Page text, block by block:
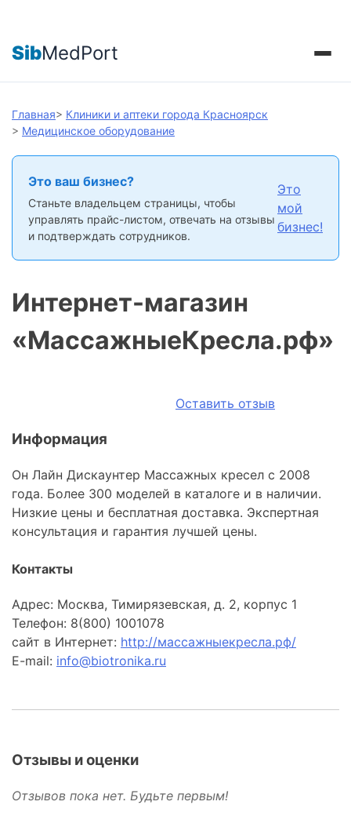
SibMedPort
Главная> Клиники и аптеки города Красноярск
> Медицинское оборудование
Это ваш бизнес?
Станьте владельцем страницы, чтобы
управлять прайс-листом, отвечать на отзывы
и подтверждать сотрудников.
Это
мой
бизнес!
Интернет-магазин
«МассажныеКресла.рф»
Оставить отзыв
Информация
Он Лайн Дискаунтер Массажных кресел с 2008
года. Более 300 моделей в каталоге и в наличии.
Низкие цены и бесплатная доставка. Экспертная
консультация и гарантия лучшей цены.
Контакты
Адрес: Москва, Тимирязевская, д. 2, корпус 1
Телефон: 8(800) 1001078
сайт в Интернет: http://массажныекресла.рф/
E-mail: info@biotronika.ru
Отзывы и оценки
Отзывов пока нет. Будьте первым!